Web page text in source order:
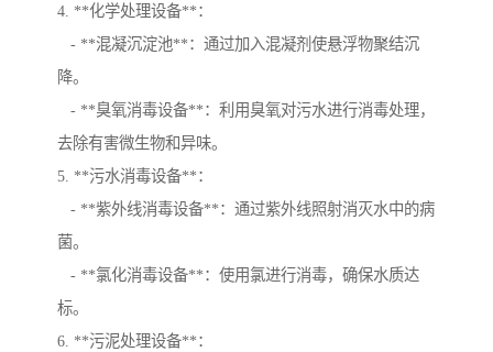
4. **化学处理设备**：
- **混凝沉淀池**：通过加入混凝剂使悬浮物聚结沉
降。
- **臭氧消毒设备**：利用臭氧对污水进行消毒处理，
去除有害微生物和异味。
5. **污水消毒设备**：
- **紫外线消毒设备**：通过紫外线照射消灭水中的病
菌。
- **氯化消毒设备**：使用氯进行消毒，确保水质达
标。
6. **污泥处理设备**：